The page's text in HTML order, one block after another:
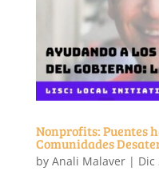
Nonprofits: Puentes
Comunidades
by Anali Malaver| Dic